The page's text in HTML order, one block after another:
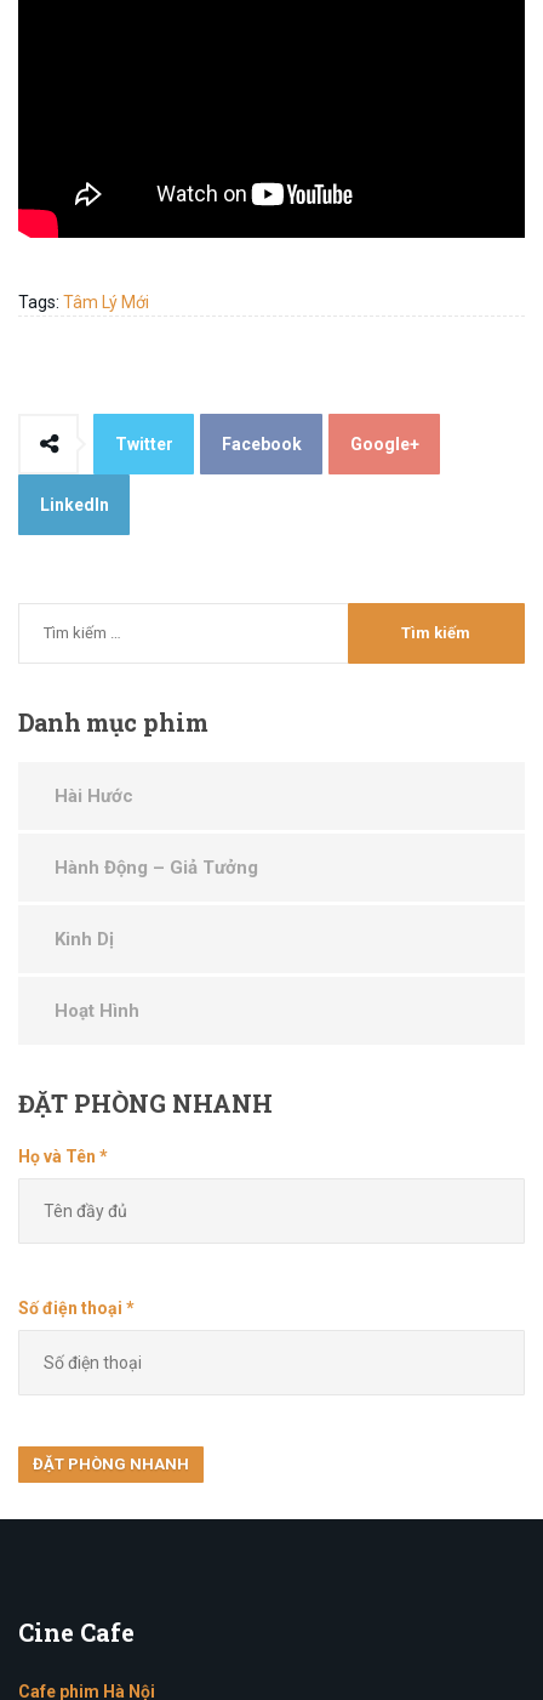
Tags: Tâm Lý Mới
Twitter Facebook Google+
LinkedIn
Danhmục phim
Hài Hước
Hành Động – Giả Tưởng
Kinh Dị
Hoạt Hình
ĐẶTPHÒNG NHANH
Họ và Tên *
Số điện thoại *
Cine Cafe
Cafe phim Hà Nội